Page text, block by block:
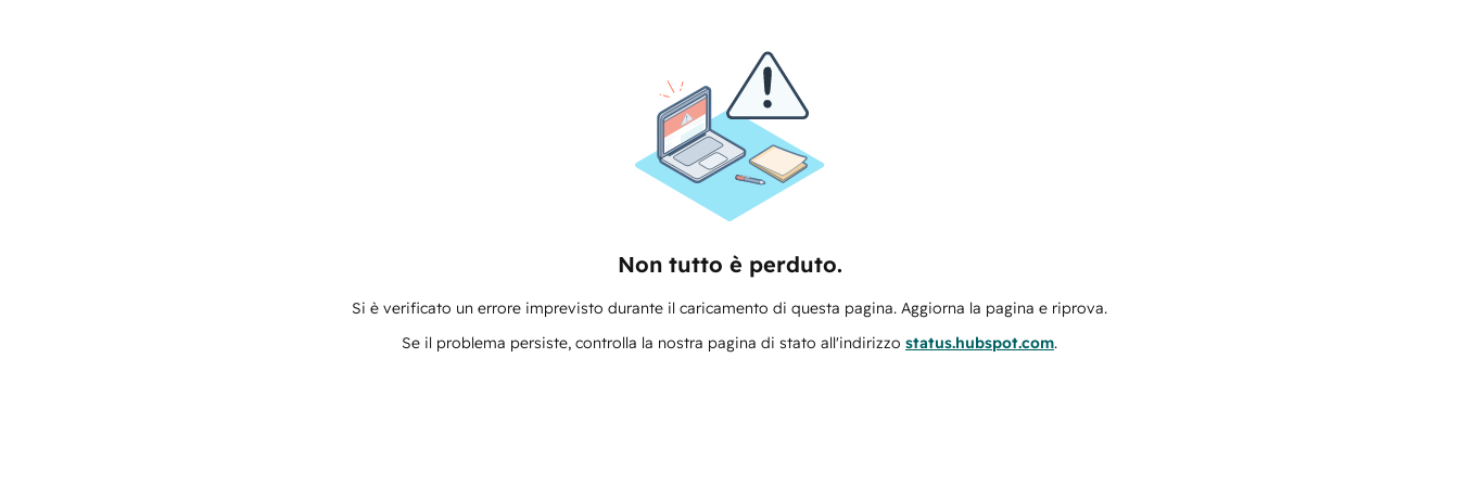
Non tutto è perduto.
Si è verificato un errore imprevisto durante il caricamento di questa pagina. Aggiorna la pagina e riprova.
Se il problema persiste, controlla la nostra pagina di stato all'indirizzo status.hubspot.com.